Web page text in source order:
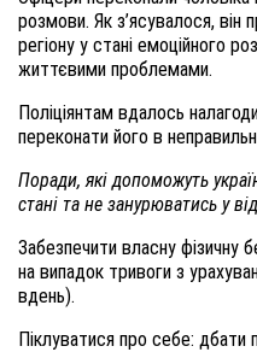
розмови. Як з’ясувалося, він
регіону у стані емоційного
життєвими проблемами.
Поліціянтам вдалось
переконати його в
Поради, які допоможуть
стані та не занурюватись у
Забезпечити власну фізичну
на випадок тривоги з
вдень).
Піклуватися про себе: дбати